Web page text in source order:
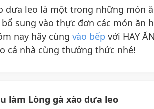
dưa leo là một trong những món
sung vào thực đơn các món ăn
nay hãy cùng vào bếp với HAY
cả nhà cùng thưởng thức nhé!
làm Lòng gà xào dưa leo